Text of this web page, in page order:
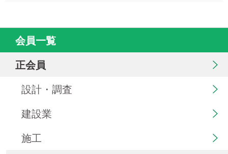
会員一覧
正会員
設計・調査
建設業
施工